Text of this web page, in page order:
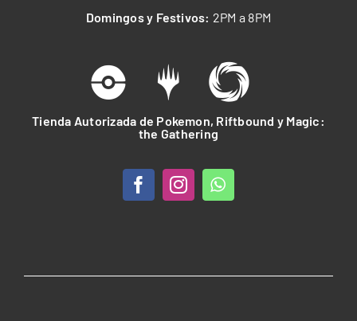
Domingos y Festivos: 2PM a 8PM
Tienda Autorizada de Pokemon, Riftbound y Magic:
the Gathering